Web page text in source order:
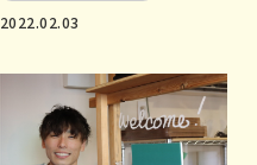
2022.02.03